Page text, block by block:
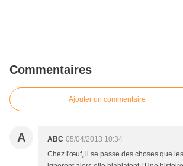
Commentaires
Ajouter un commentaire
A ABC 05/04/2013 10:34
Chez l'œuf, il se passe des choses que